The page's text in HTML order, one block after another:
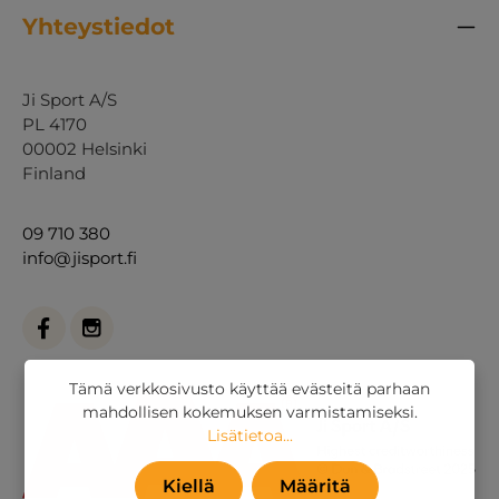
Yhteystiedot
Ji Sport A/S
PL 4170
00002 Helsinki
Finland
09 710 380
info@jisport.fi
Tämä verkkosivusto käyttää evästeitä parhaan
mahdollisen kokemuksen varmistamiseksi.
Lisätietoa...
Kiellä Määritä